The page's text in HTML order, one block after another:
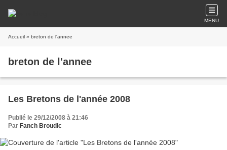
MENU
Accueil » breton de l'annee
breton de l'annee
Les Bretons de l'année 2008
Publié le 29/12/2008 à 21:46
Par Fanch Broudic